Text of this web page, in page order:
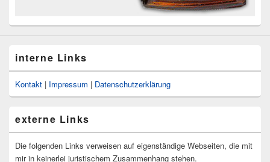
interne Links
Kontakt | Impressum | Datenschutzerklärung
externe Links
Die folgenden Links verweisen auf eigenständige Webseiten, die mit
mir in keinerlei juristischem Zusammenhang stehen.